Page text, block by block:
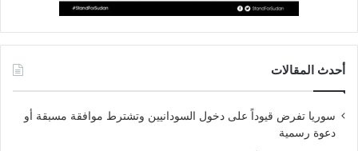
دعوة رسمية
مجلس الشيوخ الأميركي يقر قانونًا جديدًا لمواجهة التدخلات الخارجية